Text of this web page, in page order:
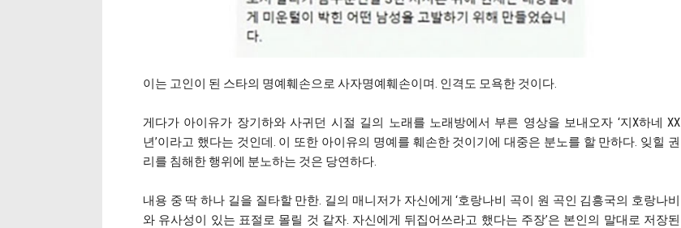
이는 고인이 된 스타의 명예훼손으로 사자명예훼손이며. 인격도 모욕한 것이다.
게다가 아이유가 장기하와 사귀던 시절 길의 노래를 노래방에서 부른 영상을 보내오자 ‘지X하네 XX
년’이라고 했다는 것인데. 이 또한 아이유의 명예를 훼손한 것이기에 대중은 분노를 할 만하다. 잊힐 권
리를 침해한 행위에 분노하는 것은 당연하다.
내용 중 딱 하나 길을 질타할 만한. 길의 매니저가 자신에게 ‘호랑나비 곡이 원 곡인 김흥국의 호랑나비
와 유사성이 있는 표절로 몰릴 것 같자. 자신에게 뒤집어쓰라고 했다는 주장’은 본인의 말대로 저장된